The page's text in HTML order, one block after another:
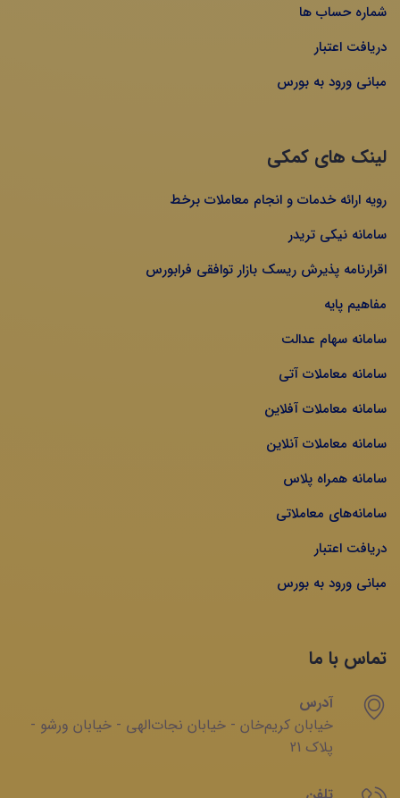
شماره حساب ها
دریافت اعتبار
مبانی ورود به بورس
لینک های کمکی
رویه ارائه خدمات و انجام معاملات برخط
سامانه نیکی تریدر
اقرارنامه پذیرش ریسک بازار توافقی فرابورس
مفاهیم پایه
سامانه سهام عدالت
سامانه معاملات آتی
سامانه معاملات آفلاین
سامانه معاملات آنلاین
سامانه همراه پلاس
سامانه‌های معاملاتی
دریافت اعتبار
مبانی ورود به بورس
تماس با ما
آدرس
خیابان‌ کریم‌‌خان - خیابان ‌نجات‌الهی - خیابان ‌ورشو -
پلاک 21